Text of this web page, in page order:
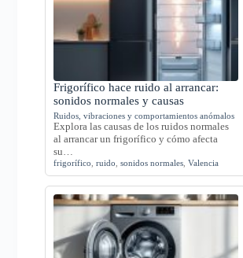
Frigorífico hace ruido al arrancar:
sonidos normales y causas
Ruidos, vibraciones y comportamientos anómalos
Explora las causas de los ruidos normales
al arrancar un frigorífico y cómo afecta
su…
frigorífico ,ruido ,sonidos normales ,Valencia